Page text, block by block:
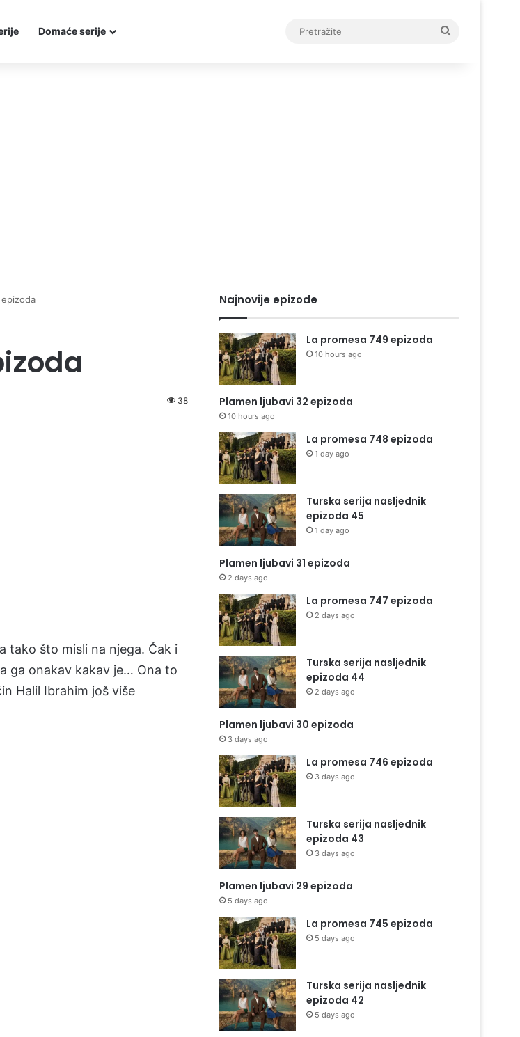
Domaće serije
38
tako što misli na njega. Čak i
ga onakav kakav je… Ona to
Halil Ibrahim još više
Najnovije epizode
La promesa 749 epizoda
10 hours ago
Plamen ljubavi 32 epizoda
10 hours ago
La promesa 748 epizoda
1 day ago
Turska serija nasljednik
epizoda 45
1 day ago
Plamen ljubavi 31 epizoda
2 days ago
La promesa 747 epizoda
2 days ago
Turska serija nasljednik
epizoda 44
2 days ago
Plamen ljubavi 30 epizoda
3 days ago
La promesa 746 epizoda
3 days ago
Turska serija nasljednik
epizoda 43
3 days ago
Plamen ljubavi 29 epizoda
5 days ago
La promesa 745 epizoda
5 days ago
Turska serija nasljednik
epizoda 42
5 days ago